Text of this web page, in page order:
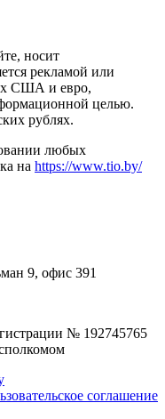
носит
рекламой или
США и евро,
целью.
рублях.
любых
на https://www.tio.by/
9, офис 391
№ 192745765
соглашение